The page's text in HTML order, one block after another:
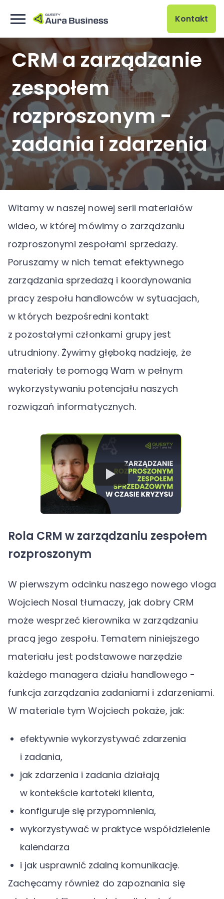
Kontakt
CRM a zarządzanie
zespołem
rozproszonym -
zadania i zdarzenia
Witamy w naszej nowej serii materiałów
wideo, w której mówimy o zarządzaniu
rozproszonymi zespołami sprzedaży.
Poruszamy w nich temat efektywnego
zarządzania sprzedażą i koordynowania
pracy zespołu handlowców w sytuacjach,
w których bezpośredni kontakt
z pozostałymi członkami grupy jest
utrudniony. Żywimy głęboką nadzieję, że
materiały te pomogą Wam w pełnym
wykorzystywaniu potencjału naszych
rozwiązań informatycznych.
Rola CRM w zarządzaniu zespołem
rozproszonym
W pierwszym odcinku naszego nowego vloga
Wojciech Nosal tłumaczy, jak dobry CRM
może wesprzeć kierownika w zarządzaniu
pracą jego zespołu. Tematem niniejszego
materiału jest podstawowe narzędzie
każdego managera działu handlowego -
funkcja zarządzania zadaniami i zdarzeniami.
W materiale tym Wojciech pokaże, jak:
efektywnie wykorzystywać zdarzenia
i zadania,
jak zdarzenia i zadania działają
w kontekście kartoteki klienta,
konfiguruje się przypomnienia,
wykorzystywać w praktyce współdzielenie
kalendarza
i jak usprawnić zdalną komunikację.
Zachęcamy również do zapoznania się